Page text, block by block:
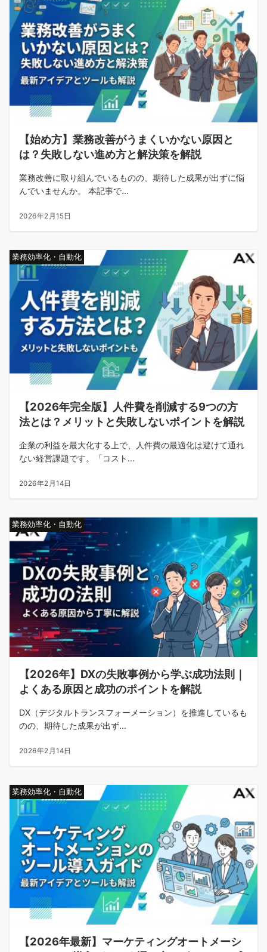
【始め方】業務改善がうまくいかない原因と
は？失敗しない進め方と解決策を解説
業務改善に取り組んでいるものの、期待した成果が出ずに悩
んでいませんか。 本記事で...
2026年2月15日
業務効率化・自動化
【2026年完全版】人件費を削減する9つの方
法とは？メリットと失敗しないポイントを解説
企業の利益を最大化する上で、人件費の最適化は避けて通れ
ない経営課題です。「コスト...
2026年2月14日
業務効率化・自動化
【2026年】DXの失敗事例から学ぶ成功法則｜
よくある原因と成功のポイントを解説
DX（デジタルトランスフォーメーション）を推進しているも
のの、期待した成果が出ず...
2026年2月14日
業務効率化・自動化
【2026年最新】マーケティングオートメーシ